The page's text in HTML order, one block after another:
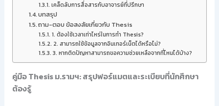
เคล็ดลับการสื่อสารกับอาจารย์ที่ปรึกษา
บทสรุป
ถาม-ตอบ ข้อสงสัยเกี่ยวกับ Thesis
1. ต้องใช้เวลาเท่าไหร่ในการทำ Thesis?
2. สามารถใช้ข้อมูลจากอินเทอร์เน็ตได้หรือไม่?
3. หากติดปัญหาสามารถขอความช่วยเหลือจากที่ไหนได้บ้าง?
คู่มือ Thesis ม.รามฯ: สรุปฟอร์แมตและระเบียบที่นักศึกษา
ต้องรู้